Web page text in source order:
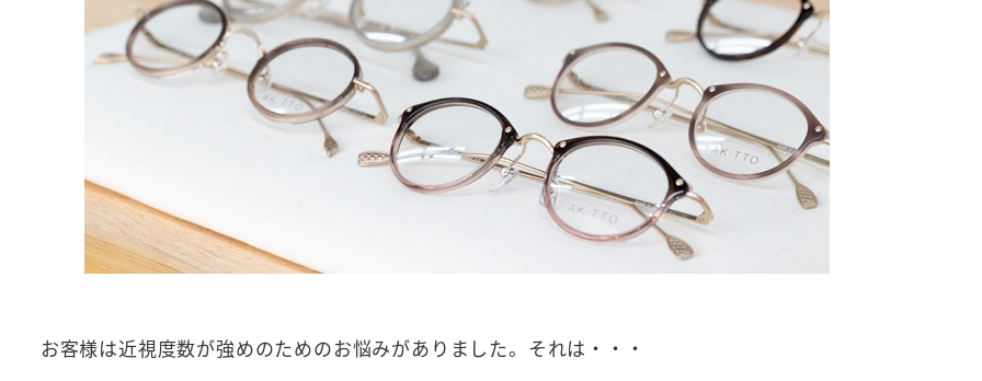
お客様は近視度数が強めのためのお悩みがありました。それは・・・